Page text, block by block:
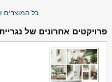
כל המוצרים
פרויקטים אחרונים של